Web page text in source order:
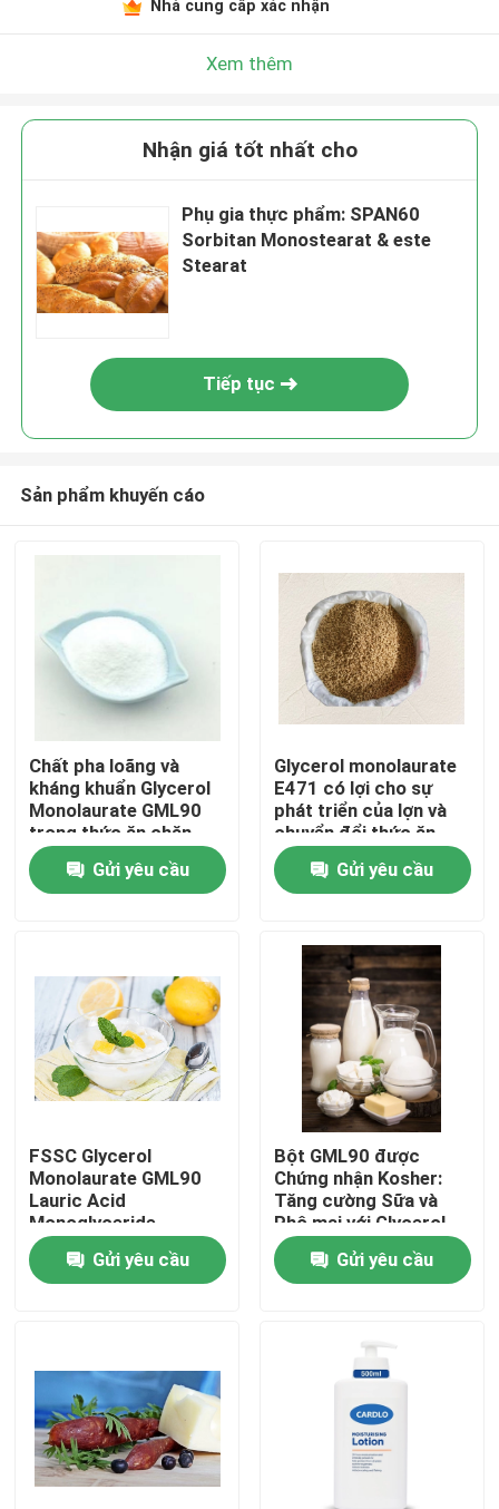
Trang chủ
video
Chương trình VR
Về chúng tôi
Tham quan nhà máy
Kiểm soát chất lượng
Tin tức
Nhà cung cấp xác nhận
Xem thêm
Nhận giá tốt nhất cho
Phụ gia thực phẩm: SPAN60
Sorbitan Monostearat & este
Stearat
Tiếp tục
Sản phẩm khuyến cáo
Chất pha loãng và
kháng khuẩn Glycerol
Monolaurate GML90
trong thức ăn chăn
nuôi
Gửi yêu cầu
Glycerol monolaurate
E471 có lợi cho sự
phát triển của lợn và
chuyển đổi thức ăn
Gửi yêu cầu
FSSC Glycerol
Monolaurate GML90
Lauric Acid
Monoglyceride
Powder Chất nhũ hóa
cấp thực phẩm
Gửi yêu cầu
Bột GML90 được
Chứng nhận Kosher:
Tăng cường Sữa và
Phô mai với Glycerol
Monolaurate
Gửi yêu cầu